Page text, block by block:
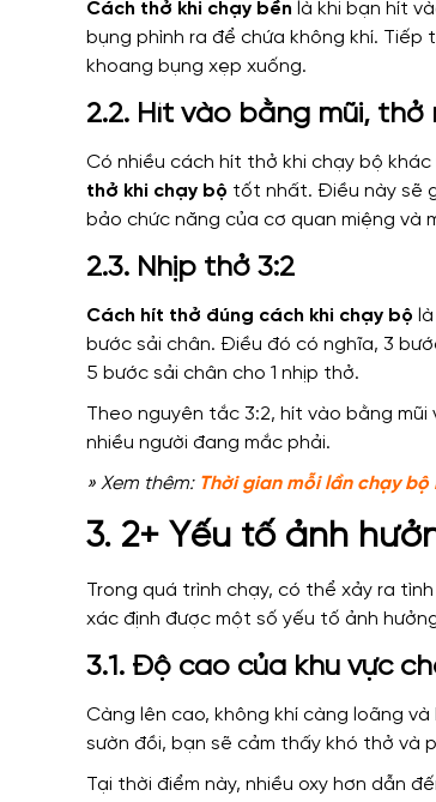
Cách thở khi chạy bền là khi bạn hít
bụng phình ra để chứa không khí.
khoang bụng xẹp xuống.
2.2. Hít vào bằng mũi,
Có nhiều cách hít thở khi chạy bộ
thở khi chạy bộ tốt nhất. Điều này sẽ
bảo chức năng của cơ quan miệng và
2.3. Nhịp thở 3:2
Cách hít thở đúng cách khi chạy bộ
bước sải chân. Điều đó có nghĩa, 3
5 bước sải chân cho 1 nhịp thở.
Theo nguyên tắc 3:2, hít vào bằng
nhiều người đang mắc phải.
» Xem thêm: Thời gian mỗi lần chạy
3. 2+ Yếu tố ảnh
Trong quá trình chạy, có thể xảy ra
xác định được một số yếu tố ảnh
3.1. Độ cao của khu vực
Càng lên cao, không khí càng loãng
sườn đồi, bạn sẽ cảm thấy khó thở và
Tại thời điểm này, nhiều oxy hơn dẫn